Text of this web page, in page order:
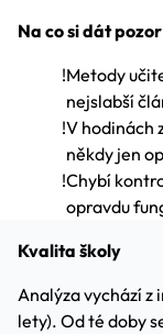
Na co si dát pozor
!Metody
nejslabší
!V hodinách
někdy jen
!Chybí
opravdu
Kvalita školy
Analýza vychází z
lety). Od té doby